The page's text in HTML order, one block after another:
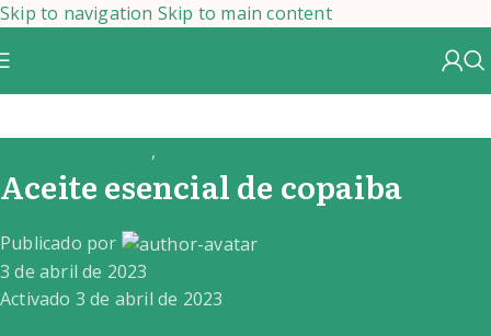
Skip to navigation Skip to main content
,
Aceite esencial de copaiba
Publicado por
3 de abril de 2023
Activado 3 de abril de 2023